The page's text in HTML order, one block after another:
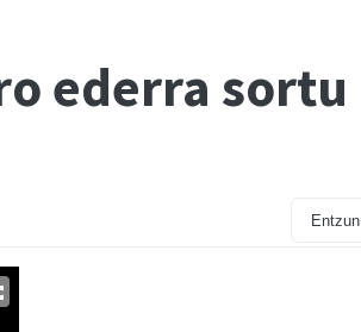
ederra sortu
Entzun